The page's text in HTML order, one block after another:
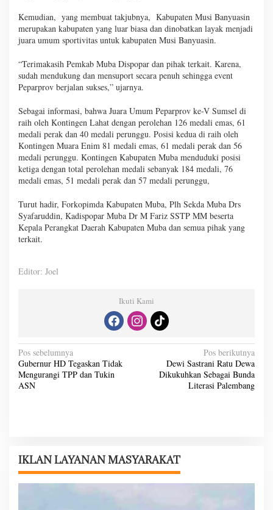
Kemudian, yang membuat takjubnya, Kabupaten Musi Banyuasin
merupakan kabupaten yang luar biasa dan dinobatkan layak menjadi
juara umum sportivitas untuk kabupaten Musi Banyuasin.
“Terimakasih Pemkab Muba Dispopar dan pihak terkait. Karena,
sudah mendukung dan mensuport secara penuh sehingga event
Peparprov berjalan sukses,” ujarnya.
Sebagai informasi, bahwa Juara Umum Peparprov ke-V Sumsel di
raih oleh Kontingen Lahat dengan perolehan 126 medali emas, 61
medali perak dan 40 medali perunggu. Posisi kedua di raih oleh
Kontingen Muara Enim 81 medali emas, 61 medali perak dan 56
medali perunggu. Kontingen Kabupaten Muba menduduki posisi
ketiga dengan total perolehan medali sebanyak 184 medali, 76
medali emas, 51 medali perak dan 57 medali perunggu,
Turut hadir, Forkopimda Kabupaten Muba, Plh Sekda Muba Drs
Syafaruddin, Kadispopar Muba Dr M Fariz SSTP MM beserta
Kepala Perangkat Daerah Kabupaten Muba dan semua pihak yang
terkait.
Editor: Joel
Ikuti Kami
N
a
v
s
i
Pos sebelumnya
Gubernur HD Tegaskan Tidak
Mengurangi TPP dan Tukin
ASN
Pos berikutnya
Dewi Sastrani Ratu Dewa
Dikukuhkan Sebagai Bunda
Literasi Palembang
IKLAN LAYANAN MASYARAKAT